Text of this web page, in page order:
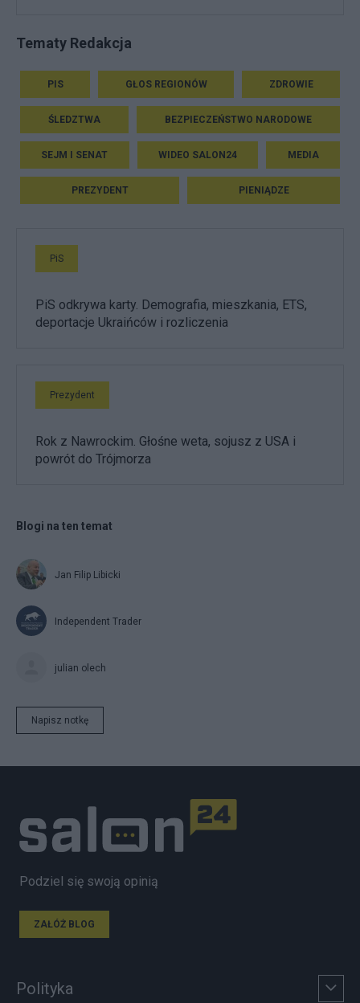
Tematy Redakcja
PIS GŁOS REGIONÓW ZDROWIE
ŚLEDZTWA BEZPIECZEŃSTWO NARODOWE
SEJM I SENAT WIDEO SALON24 MEDIA
PREZYDENT PIENIĄDZE
PiS
PiS odkrywa karty. Demografia, mieszkania, ETS,
deportacje Ukraińców i rozliczenia
Prezydent
Rok z Nawrockim. Głośne weta, sojusz z USA i
powrót do Trójmorza
Blogi na ten temat
Jan Filip Libicki
Independent Trader
julian olech
Napisz notkę
Podziel się swoją opinią
ZAŁÓŻ BLOG
Polityka